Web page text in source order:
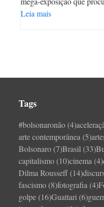
Leia mais
Tags
#bolsonaronão (4)
arte contemporânea (5)
Bolsonaro (7)Brasil (33)
capitalismo (10)cinema (4)
Dilma Rousseff (14)
fascismo (8)fotografia (4)
golpe (16)Guattari (6)